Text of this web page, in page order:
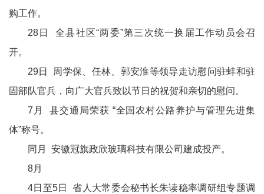
购工作。
28日 全县社区“两委”第三次统一换届工作动员会召
开。
29日 周学保、任林、郭安淮等领导走访慰问驻蚌和驻
固部队官兵，向广大官兵致以节日的祝贺和亲切的慰问。
7月 县交通局荣获 “全国农村公路养护与管理先进集
体”称号。
同月 安徽冠旗政欣玻璃科技有限公司建成投产。
8月
4日至5日 省人大常委会秘书长朱读稳率调研组专题调